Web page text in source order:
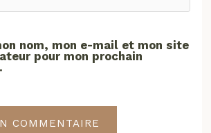
nom, mon e-mail et mon site
pour mon prochain